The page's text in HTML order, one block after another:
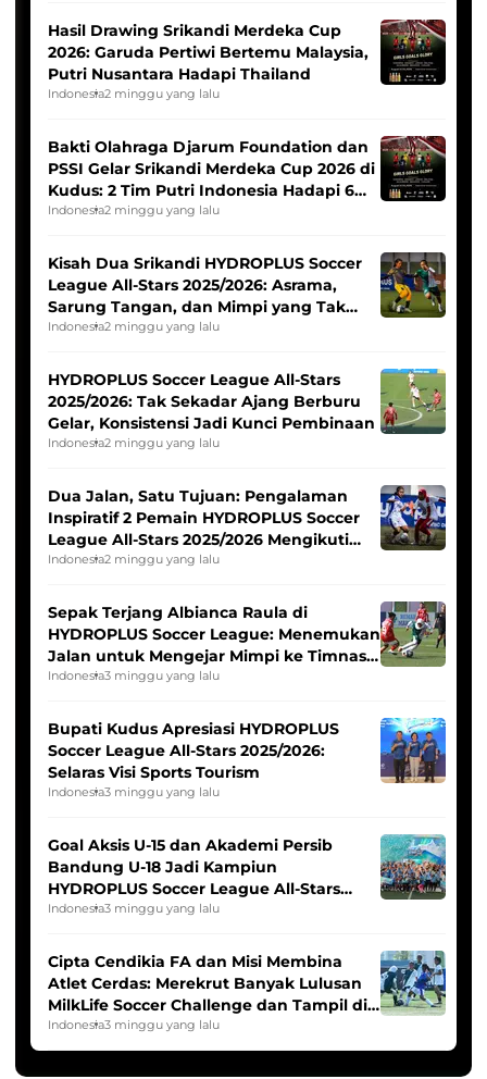
Hasil Drawing Srikandi Merdeka Cup
2026: Garuda Pertiwi Bertemu Malaysia,
Putri Nusantara Hadapi Thailand
Indonesia2 minggu yang lalu
Bakti Olahraga Djarum Foundation dan
PSSI Gelar Srikandi Merdeka Cup 2026 di
Kudus: 2 Tim Putri Indonesia Hadapi 6
Tim Asia
Indonesia2 minggu yang lalu
Kisah Dua Srikandi HYDROPLUS Soccer
League All-Stars 2025/2026: Asrama,
Sarung Tangan, dan Mimpi yang Tak
Pernah Padam
Indonesia2 minggu yang lalu
HYDROPLUS Soccer League All-Stars
2025/2026: Tak Sekadar Ajang Berburu
Gelar, Konsistensi Jadi Kunci Pembinaan
Indonesia2 minggu yang lalu
Dua Jalan, Satu Tujuan: Pengalaman
Inspiratif 2 Pemain HYDROPLUS Soccer
League All-Stars 2025/2026 Mengikuti
Seleksi Timnas Indonesia Putri
Indonesia2 minggu yang lalu
Sepak Terjang Albianca Raula di
HYDROPLUS Soccer League: Menemukan
Jalan untuk Mengejar Mimpi ke Timnas
Indonesia Putri
Indonesia3 minggu yang lalu
Bupati Kudus Apresiasi HYDROPLUS
Soccer League All-Stars 2025/2026:
Selaras Visi Sports Tourism
Indonesia3 minggu yang lalu
Goal Aksis U-15 dan Akademi Persib
Bandung U-18 Jadi Kampiun
HYDROPLUS Soccer League All-Stars
2025/2026
Indonesia3 minggu yang lalu
Cipta Cendikia FA dan Misi Membina
Atlet Cerdas: Merekrut Banyak Lulusan
MilkLife Soccer Challenge dan Tampil di
HYDROPLUS Soccer League
Indonesia3 minggu yang lalu